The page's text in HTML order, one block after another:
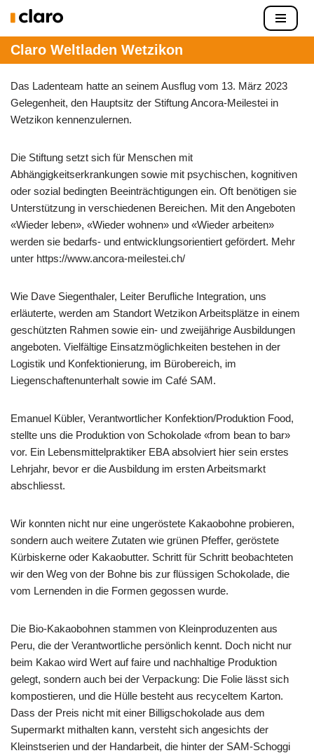
Zum
Inhalt
Claro Weltladen Wetzikon
Das Ladenteam hatte an seinem Ausflug vom 13. März 2023
Gelegenheit, den Hauptsitz der Stiftung Ancora-Meilestei in
Wetzikon kennenzulernen.
Die Stiftung setzt sich für Menschen mit
Abhängigkeitserkrankungen sowie mit psychischen, kognitiven
oder sozial bedingten Beeinträchtigungen ein. Oft benötigen sie
Unterstützung in verschiedenen Bereichen. Mit den Angeboten
«Wieder leben», «Wieder wohnen» und «Wieder arbeiten»
werden sie bedarfs- und entwicklungsorientiert gefördert. Mehr
unter https://www.ancora-meilestei.ch/
Wie Dave Siegenthaler, Leiter Berufliche Integration, uns
erläuterte, werden am Standort Wetzikon Arbeitsplätze in einem
geschützten Rahmen sowie ein- und zweijährige Ausbildungen
angeboten. Vielfältige Einsatzmöglichkeiten bestehen in der
Logistik und Konfektionierung, im Bürobereich, im
Liegenschaftenunterhalt sowie im Café SAM.
Emanuel Kübler, Verantwortlicher Konfektion/Produktion Food,
stellte uns die Produktion von Schokolade «from bean to bar»
vor. Ein Lebensmittelpraktiker EBA absolviert hier sein erstes
Lehrjahr, bevor er die Ausbildung im ersten Arbeitsmarkt
abschliesst.
Wir konnten nicht nur eine ungeröstete Kakaobohne probieren,
sondern auch weitere Zutaten wie grünen Pfeffer, geröstete
Kürbiskerne oder Kakaobutter. Schritt für Schritt beobachteten
wir den Weg von der Bohne bis zur flüssigen Schokolade, die
vom Lernenden in die Formen gegossen wurde.
Die Bio-Kakaobohnen stammen von Kleinproduzenten aus
Peru, die der Verantwortliche persönlich kennt. Doch nicht nur
beim Kakao wird Wert auf faire und nachhaltige Produktion
gelegt, sondern auch bei der Verpackung: Die Folie lässt sich
kompostieren, und die Hülle besteht aus recyceltem Karton.
Dass der Preis nicht mit einer Billigschokolade aus dem
Supermarkt mithalten kann, versteht sich angesichts der
Kleinstserien und der Handarbeit, die hinter der SAM-Schoggi